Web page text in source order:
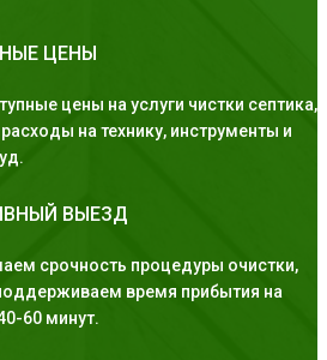
ЦЕНЫ
цены на услуги чистки септика,
на технику, инструменты и
ВЫЕЗД
срочность процедуры очистки,
время прибытия на
60 минут.